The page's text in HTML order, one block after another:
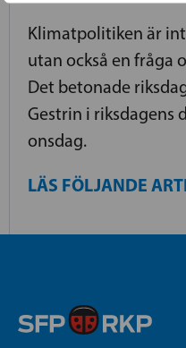
Klimatpolitiken är
utan också en fråga
Det betonade
Gestrin i riksdagens
onsdag.
LÄS FÖLJANDE